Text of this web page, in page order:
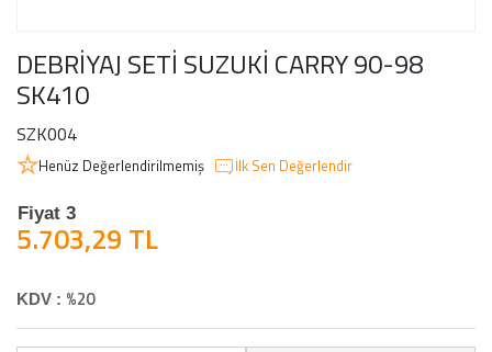
DEBRİYAJ SETİ SUZUKİ CARRY 90-98
SK410
SZK004
Henüz Değerlendirilmemiş İlk Sen Değerlendir
Fiyat 3
5.703,29 TL
KDV : %20